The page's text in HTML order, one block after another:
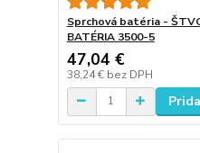
Sprchová batéria -
BATÉRIA 3500-5
47,04 €
38,24 € bez DPH